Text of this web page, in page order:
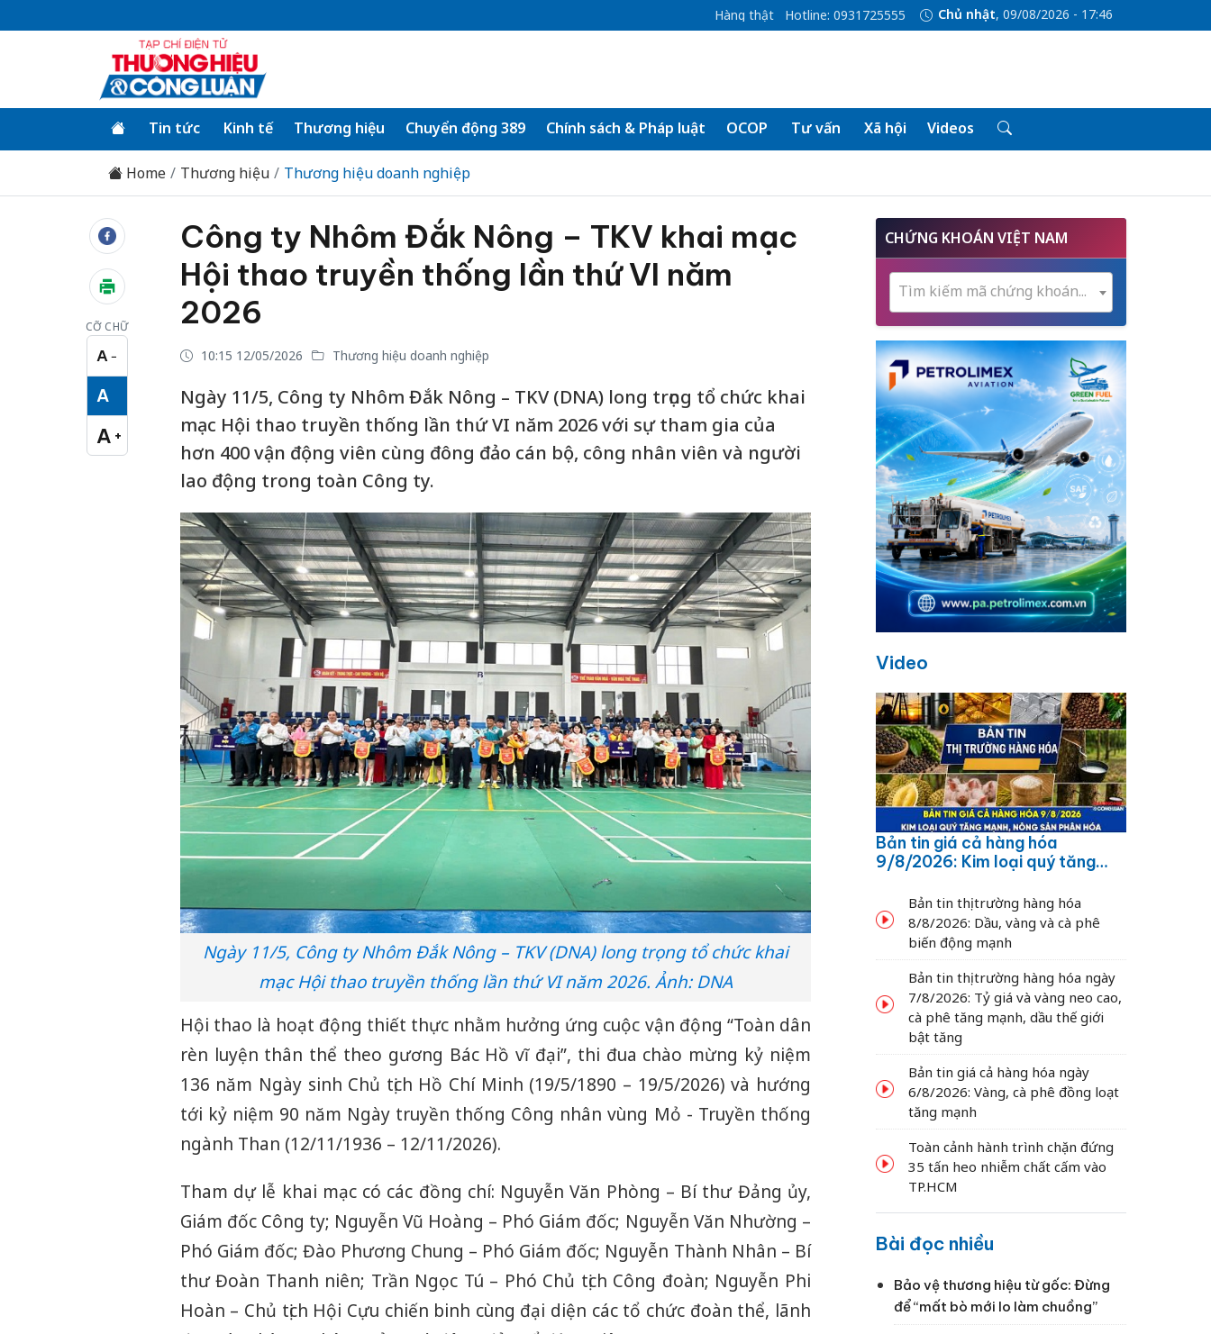
Hàng thật Hotline: 0931725555 Chủ nhật, 09/08/2026 - 17:46
Tin tức Kinh tế Thương hiệu Chuyển động 389 Chính sách & Pháp luật OCOP Tư vấn Xã hội Videos
Home Thương hiệu Thương hiệu doanh nghiệp
CỠ CHỮ
A −
Cỡ chữ nhỏ
A
Cỡ chữ vừa
A +
Cỡ chữ lớn
Công ty Nhôm Đắk Nông – TKV khai mạc
Hội thao truyền thống lần thứ VI năm
2026
10:15 12/05/2026 Thương hiệu doanh nghiệp
Ngày 11/5, Công ty Nhôm Đắk Nông – TKV (DNA) long trọng tổ chức khai
mạc Hội thao truyền thống lần thứ VI năm 2026 với sự tham gia của
hơn 400 vận động viên cùng đông đảo cán bộ, công nhân viên và người
lao động trong toàn Công ty.
Ngày 11/5, Công ty Nhôm Đắk Nông – TKV (DNA) long trọng tổ chức khai
mạc Hội thao truyền thống lần thứ VI năm 2026. Ảnh: DNA
Hội thao là hoạt động thiết thực nhằm hưởng ứng cuộc vận động “Toàn dân
rèn luyện thân thể theo gương Bác Hồ vĩ đại”, thi đua chào mừng kỷ niệm
136 năm Ngày sinh Chủ tịch Hồ Chí Minh (19/5/1890 – 19/5/2026) và hướng
tới kỷ niệm 90 năm Ngày truyền thống Công nhân vùng Mỏ - Truyền thống
ngành Than (12/11/1936 – 12/11/2026).
Tham dự lễ khai mạc có các đồng chí: Nguyễn Văn Phòng – Bí thư Đảng ủy,
Giám đốc Công ty; Nguyễn Vũ Hoàng – Phó Giám đốc; Nguyễn Văn Nhường –
Phó Giám đốc; Đào Phương Chung – Phó Giám đốc; Nguyễn Thành Nhân – Bí
thư Đoàn Thanh niên; Trần Ngọc Tú – Phó Chủ tịch Công đoàn; Nguyễn Phi
Hoàn – Chủ tịch Hội Cựu chiến binh cùng đại diện các tổ chức đoàn thể, lãnh
CHỨNG KHOÁN VIỆT NAM
Tìm kiếm mã chứng khoán...
Video
Bản tin giá cả hàng hóa
9/8/2026: Kim loại quý tăng
Bản tin thị trường hàng hóa
8/8/2026: Dầu, vàng và cà phê
biến động mạnh
Bản tin thị trường hàng hóa ngày
7/8/2026: Tỷ giá và vàng neo cao,
cà phê tăng mạnh, dầu thế giới
bật tăng
Bản tin giá cả hàng hóa ngày
6/8/2026: Vàng, cà phê đồng loạt
tăng mạnh
Toàn cảnh hành trình chặn đứng
35 tấn heo nhiễm chất cấm vào
TP.HCM
Bài đọc nhiều
Bảo vệ thương hiệu từ gốc: Đừng
để “mất bò mới lo làm chuồng”